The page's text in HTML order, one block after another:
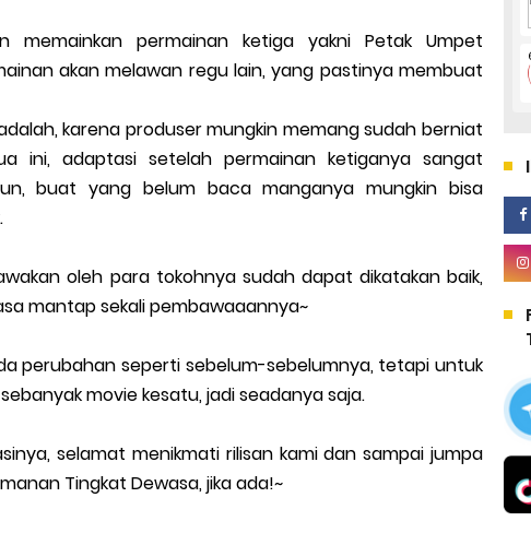
memainkan permainan ketiga yakni Petak Umpet
akan melawan regu lain, yang pastinya membuat
karena produser mungkin memang sudah berniat
ini, adaptasi setelah permainan ketiganya sangat
buat yang belum baca manganya mungkin bisa
oleh para tokohnya sudah dapat dikatakan baik,
mantap sekali pembawaaannya~
perubahan seperti sebelum-sebelumnya, tetapi untuk
movie kesatu, jadi seadanya saja.
selamat menikmati rilisan kami dan sampai jumpa
Tingkat Dewasa, jika ada!~